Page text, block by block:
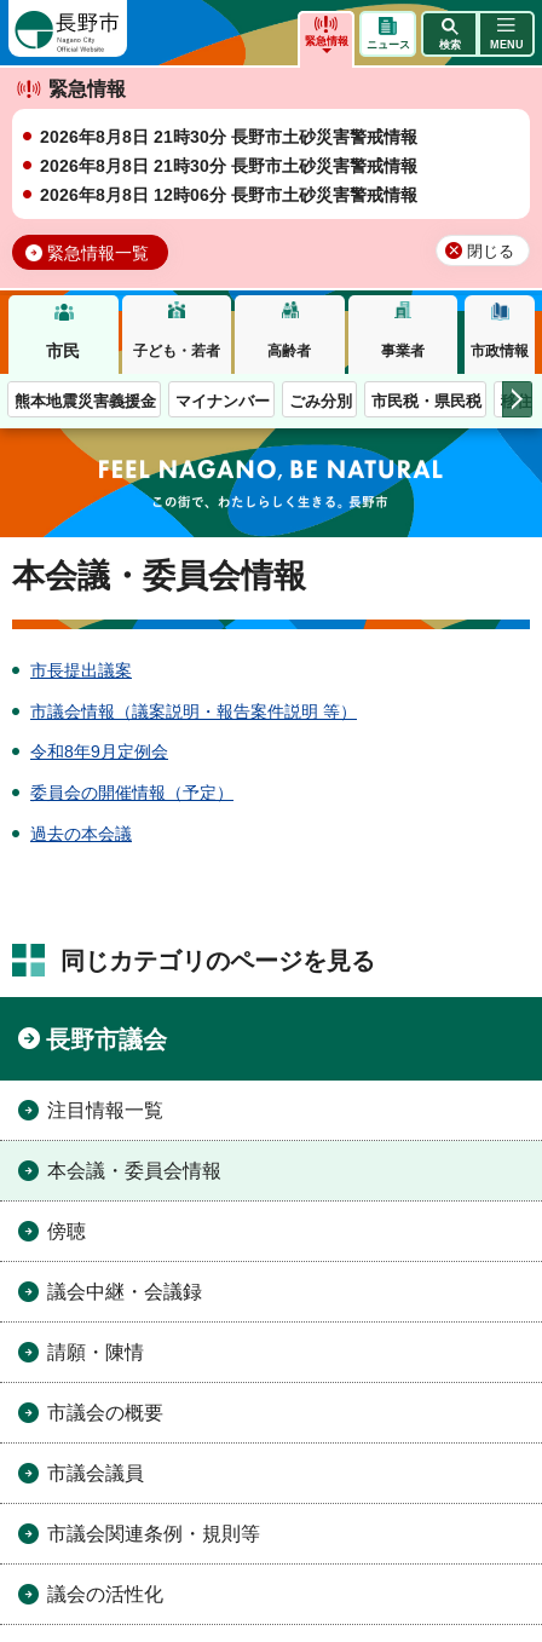
緊急情報
緊急情報
2026年8月8日 21時30分 長野市土砂災害警戒情報
2026年8月8日 21時30分 長野市土砂災害警戒情報
2026年8月8日 12時06分 長野市土砂災害警戒情報
緊急情報一覧 閉じる
ニュース 検索 MENU
市民 子ども・若者 高齢者 事業者 市政情報
熊本地震災害義援金 マイナンバー ごみ分別 市民税・県民税 移住
この街で、わたしらしく生きる。長野市
本会議・委員会情報
市長提出議案
市議会情報（議案説明・報告案件説明 等）
令和8年9月定例会
委員会の開催情報（予定）
過去の本会議
同じカテゴリのページを見る
長野市議会
注目情報一覧
本会議・委員会情報
傍聴
議会中継・会議録
請願・陳情
市議会の概要
市議会議員
市議会関連条例・規則等
議会の活性化